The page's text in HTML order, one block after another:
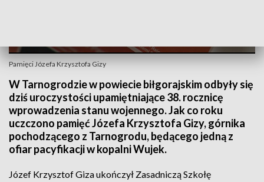
Pamięci Józefa Krzysztofa Gizy
W Tarnogrodzie w powiecie biłgorajskim odbyły się
dziś uroczystości upamiętniające 38. rocznicę
wprowadzenia stanu wojennego. Jak co roku
uczczono pamięć Józefa Krzysztofa Gizy, górnika
pochodzącego z Tarnogrodu, będącego jedną z
ofiar pacyfikacji w kopalni Wujek.
Józef Krzysztof Giza ukończył Zasadniczą Szkołę